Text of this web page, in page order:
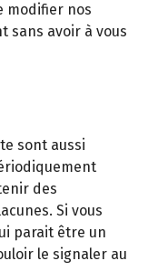
modifier nos
sans avoir à vous
sont aussi
des
Si vous
parait être un
le signaler au